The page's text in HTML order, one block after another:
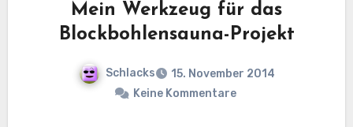
Mein Werkzeug für das
Blockbohlensauna-Projekt
Schlacks
15. November 2014
Keine Kommentare